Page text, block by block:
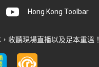
Hong Kong Toolbar
收聽現場直播以及足本重溫！